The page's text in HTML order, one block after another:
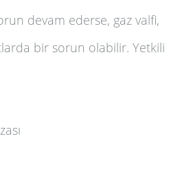
devam ederse, gaz valfi,
bir sorun olabilir. Yetkili